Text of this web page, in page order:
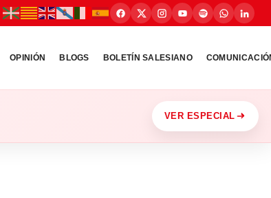
OPINIÓN BLOGS BOLETÍN SALESIANO
VER ESPECIAL